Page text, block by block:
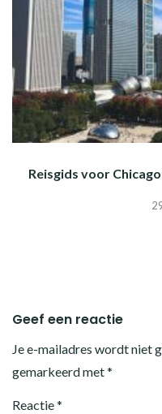
Reisgids voor
Geef een reactie
Je e-mailadres wordt niet
gemarkeerd met*
Reactie*